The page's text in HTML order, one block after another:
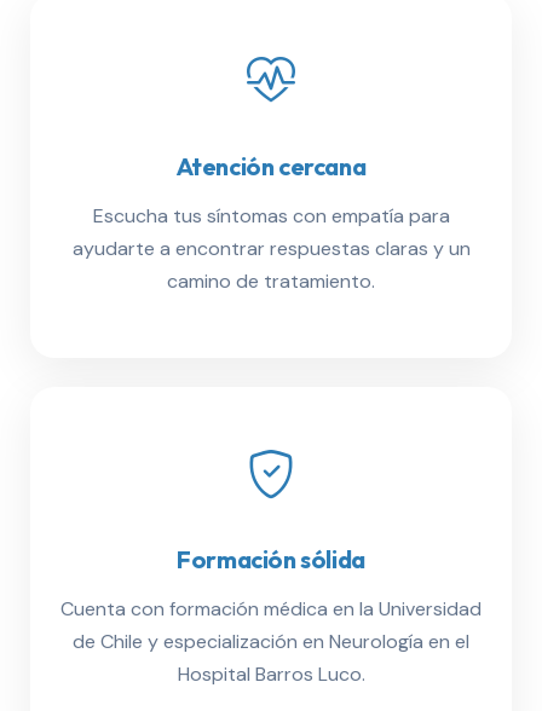
Atención cercana
Escucha tus síntomas con empatía para
ayudarte a encontrar respuestas claras y un
camino de tratamiento.
Formación sólida
Cuenta con formación médica en la Universidad
de Chile y especialización en Neurología en el
Hospital Barros Luco.